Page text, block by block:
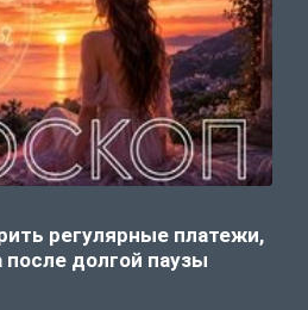
регулярные платежи,
после долгой паузы